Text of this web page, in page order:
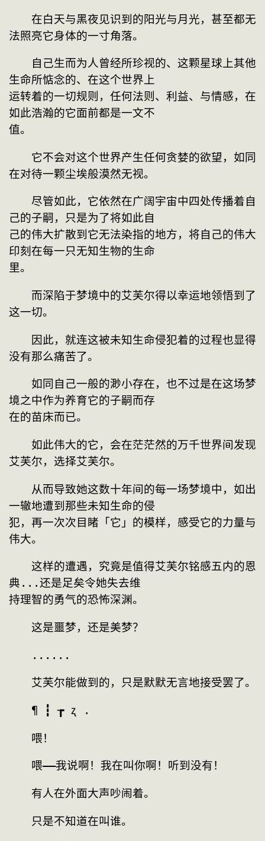
在白天与黑夜见识到的阳光与月光，甚至都无
法照亮它身体的一寸角落。
自己生而为人曾经所珍视的、这颗星球上其他
生命所惦念的、在这个世界上
运转着的一切规则，任何法则、利益、与情感，在
如此浩瀚的它面前都是一文不
值。
它不会对这个世界产生任何贪婪的欲望，如同
在对待一颗尘埃般漠然无视。
尽管如此，它依然在广阔宇宙中四处传播着自
己的子嗣，只是为了将如此自
己的伟大扩散到它无法染指的地方，将自己的伟大
印刻在每一只无知生物的生命
里。
而深陷于梦境中的艾芙尔得以幸运地领悟到了
这一切。
因此，就连这被未知生命侵犯着的过程也显得
没有那么痛苦了。
如同自己一般的渺小存在，也不过是在这场梦
境之中作为养育它的子嗣而存
在的苗床而已。
如此伟大的它，会在茫茫然的万千世界间发现
艾芙尔，选择艾芙尔。
从而导致她这数十年间的每一场梦境中，如出
一辙地遭到那些未知生命的侵
犯，再一次次目睹「它」的模样，感受它的力量与
伟大。
这样的遭遇，究竟是值得艾芙尔铭感五内的恩
典...还是足矣令她失去维
持理智的勇气的恐怖深渊。
这是噩梦，还是美梦？
......
艾芙尔能做到的，只是默默无言地接受罢了。
¶ ┇ ┲ ʐ .
喂！
喂——我说啊！我在叫你啊！听到没有！
有人在外面大声吵闹着。
只是不知道在叫谁。